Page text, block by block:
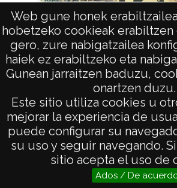
Web gune honek
hobetzeko cookieak erabiltzen
gero, zure nabigatzailea
haiek ez erabiltzeko eta
Gunean jarraitzen baduzu,
onartzen duzu.
Este sitio utiliza cookies u
mejorar la experiencia de
puede configurar su
su uso y seguir navegando.
sitio acepta el uso de
Ados / De
Hoteles y bajada a la
AVISO LEGAL
POLÍTICA DE PRIVACIDAD
ACCESIBILIDAD
ATENCIÓN CIUDADANA